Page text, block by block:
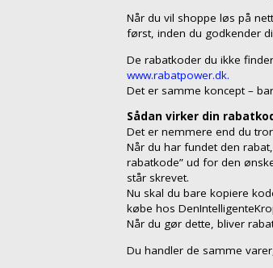
Når du vil shoppe løs på
først, inden du godkender
De rabatkoder du ikke
www.rabatpower.dk.
Det er samme koncept –
Sådan virker din
Det er nemmere end du
Når du har fundet den
rabatkode” ud for den
står skrevet.
Nu skal du bare kopiere
købe hos
Når du gør dette, bliver
Du handler de samme